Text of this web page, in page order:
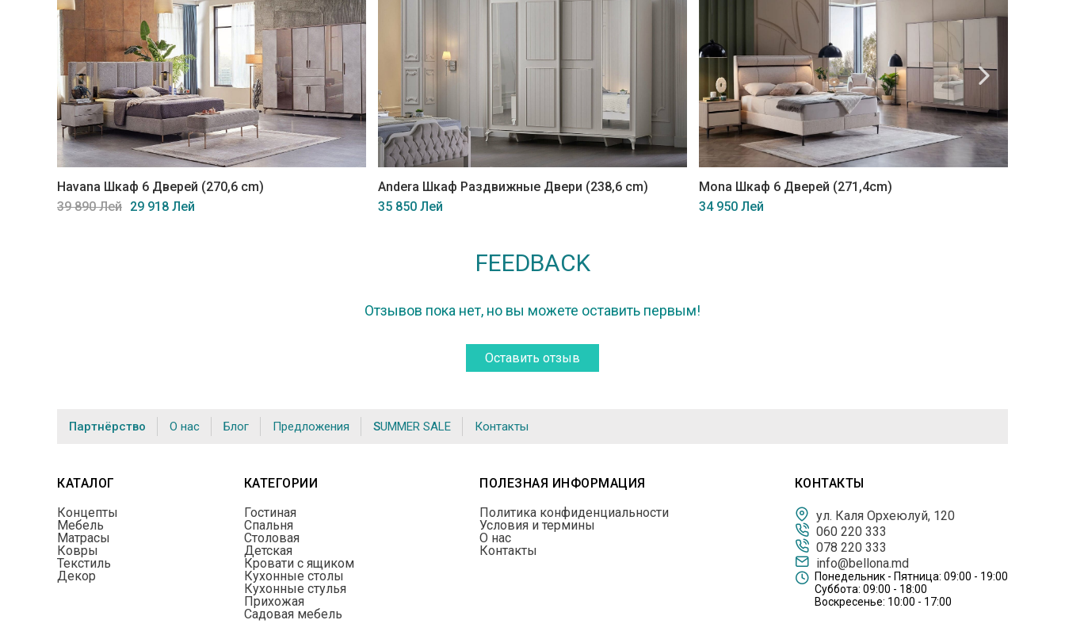
Havana Шкаф 6 Дверей (270,6 cm)
39 890 Лей 29 918 Лей
Andera Шкаф Раздвижные Двери (238,6 cm)
35 850 Лей
Mona Шкаф 6 Дверей (271,4cm)
34 950 Лей
FEEDBACK
Отзывов пока нет, но вы можете оставить первым!
Оставить отзыв
Партнёрство О нас Блог Предложения SUMMER SALE Контакты
КАТАЛОГ
Концепты
Мебель
Матрасы
Ковры
Текстиль
Декор
КАТЕГОРИИ
Гостиная
Спальня
Столовая
Детская
Кровати с ящиком
Кухонные столы
Кухонные стулья
Прихожая
Садовая мебель
ПОЛЕЗНАЯ ИНФОРМАЦИЯ
Политика конфиденциальности
Условия и термины
О нас
Контакты
КОНТАКТЫ
ул. Каля Орхеюлуй, 120
060 220 333
078 220 333
info@bellona.md
Понедельник - Пятница: 09:00 - 19:00
Суббота: 09:00 - 18:00
Воскресенье: 10:00 - 17:00